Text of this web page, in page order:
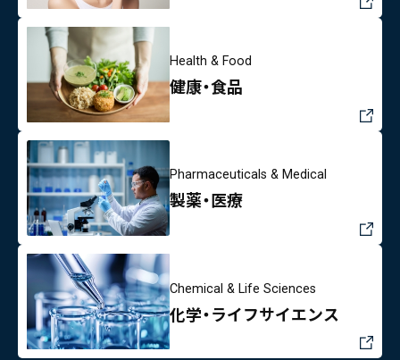
Health & Food
健康・食品
Pharmaceuticals & Medical
製薬・医療
Chemical & Life Sciences
化学・ライフサイエンス